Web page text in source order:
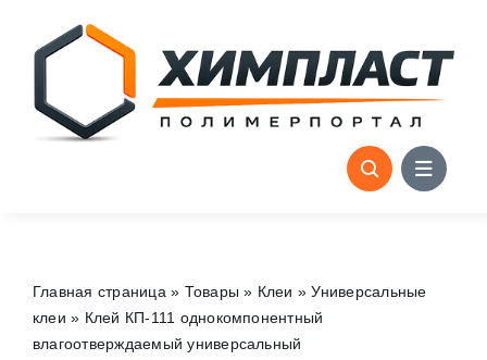
content
Главная страница » Товары » Клеи »Универсальные
клеи » Клей КП-111 однокомпонентный
влагоотверждаемый универсальный